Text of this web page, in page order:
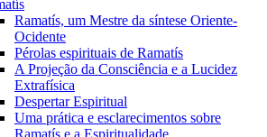
Ramatís, um Mestre da síntese Oriente-
Ocidente
Pérolas espirituais de Ramatís
A Projeção da Consciência e a Lucidez
Extrafísica
Despertar Espiritual
Uma prática e esclarecimentos sobre